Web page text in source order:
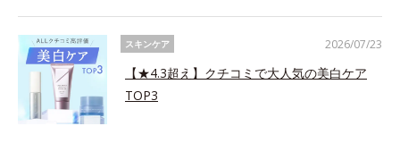
スキンケア
【★4.3超え】クチコミで大人気の美白ケア
TOP3
2026/07/23